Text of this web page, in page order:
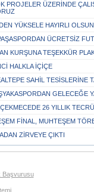
PROJELER ÜZERİNDE
YÜKSELE HAYIRLI
ÜCRETSİZ
KURŞUNA TEŞEKKÜR
HALKLA İÇİÇE
SAHİL TESİSLERİNE
GELECEĞE
26 YILLIK
FİNAL, MUHTEŞEM
ZİRVEYE ÇIKTI
Başvurusu